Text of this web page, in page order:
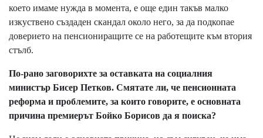
което имаме нужда в момента, е още един такъв малко
изкуствено създаден скандал около него, за да подкопае
доверието на пенсиониращите се на работещите към втория
стълб.
По-рано заговорихте за оставката на социалния
министър Бисер Петков. Смятате ли, че пенсионната
реформа и проблемите, за които говорите, е основната
причина премиерът Бойко Борисов да я поиска?